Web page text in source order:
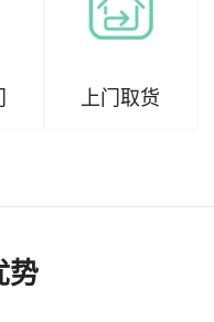
上门取货
势